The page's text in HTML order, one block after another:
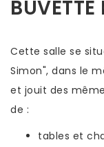
Cette salle se
Simon", dans le
et jouit des
de :
tables et